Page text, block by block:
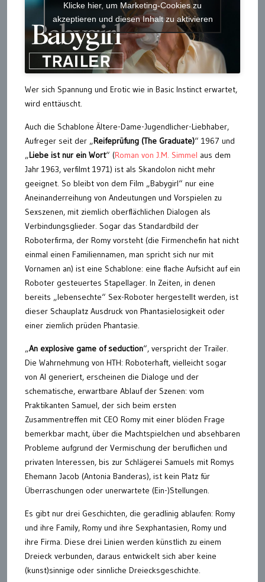
Klicke hier, um Marketing-Cookies zu
akzeptieren und diesen Inhalt zu aktivieren
Wer sich Spannung und Erotic wie in Basic Instinct erwartet,
wird enttäuscht.
Auch die Schablone Ältere-Dame-Jugendlicher-Liebhaber,
Aufreger seit der „Reifeprüfung (The Graduate)“ 1967 und
„Liebe ist nur ein Wort“ (Roman von J.M. Simmel aus dem
Jahr 1963, verfilmt 1971) ist als Skandolon nicht mehr
geeignet. So bleibt von dem Film „Babygirl“ nur eine
Aneinanderreihung von Andeutungen und Vorspielen zu
Sexszenen, mit ziemlich oberflächlichen Dialogen als
Verbindungsglieder. Sogar das Standardbild der
Roboterfirma, der Romy vorsteht (die Firmenchefin hat nicht
einmal einen Familiennamen, man spricht sich nur mit
Vornamen an) ist eine Schablone: eine flache Aufsicht auf ein
Roboter gesteuertes Stapellager. In Zeiten, in denen
bereits „lebensechte“ Sex-Roboter hergestellt werden, ist
dieser Schauplatz Ausdruck von Phantasielosigkeit oder
einer ziemlich prüden Phantasie.
„An explosive game of seduction“, verspricht der Trailer.
Die Wahrnehmung von HTH: Roboterhaft, vielleicht sogar
von AI generiert, erscheinen die Dialoge und der
schematische, erwartbare Ablauf der Szenen: vom
Praktikanten Samuel, der sich beim ersten
Zusammentreffen mit CEO Romy mit einer blöden Frage
bemerkbar macht, über die Machtspielchen und absehbaren
Probleme aufgrund der Vermischung der beruflichen und
privaten Interessen, bis zur Schlägerei Samuels mit Romys
Ehemann Jacob (Antonia Banderas), ist kein Platz für
Überraschungen oder unerwartete (Ein-)Stellungen.
Es gibt nur drei Geschichten, die geradlinig ablaufen: Romy
und ihre Family, Romy und ihre Sexphantasien, Romy und
ihre Firma. Diese drei Linien werden künstlich zu einem
Dreieck verbunden, daraus entwickelt sich aber keine
(kunst)sinnige oder sinnliche Dreiecksgeschichte.